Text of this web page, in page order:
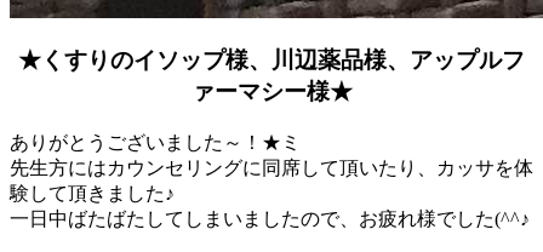
★くすりのイソップ様、川辺薬品様、アップルフ
ァーマシー様★
ありがとうございました～！★ミ
先生方にはカウンセリングに同席して頂いたり、カッサを体
験して頂きました♪
一日中ばたばたしてしまいましたので、お疲れ様でした(^^♪